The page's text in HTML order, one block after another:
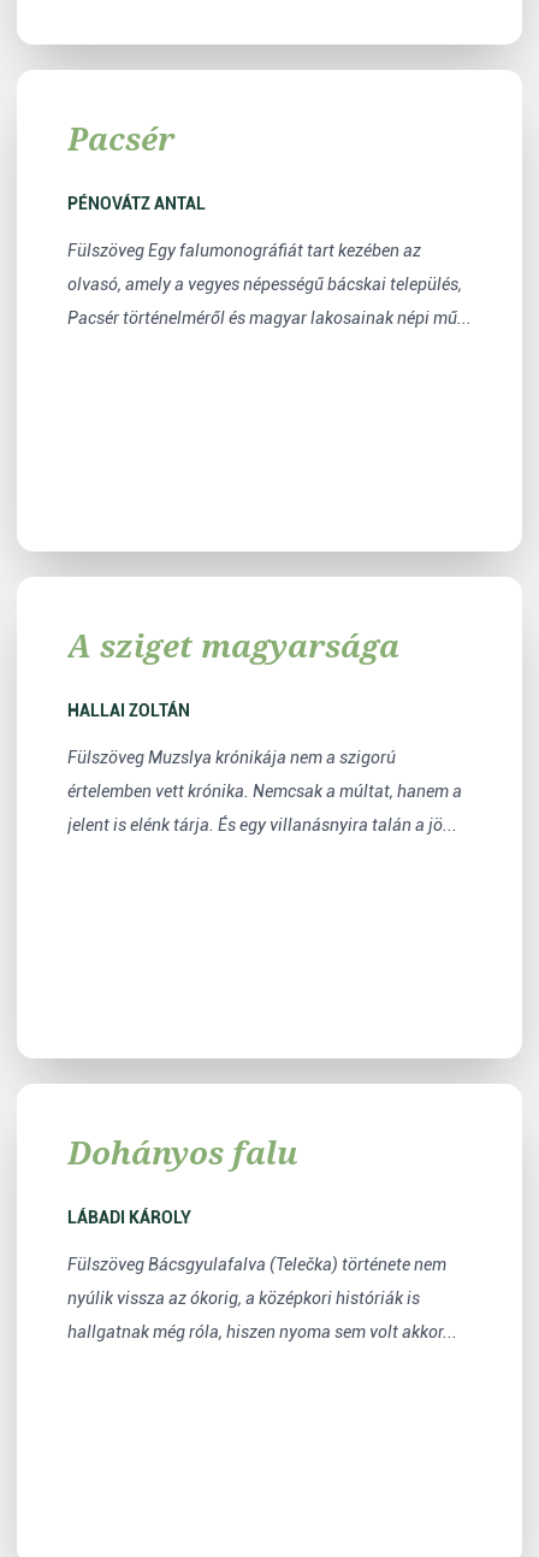
Pacsér
PÉNOVÁTZ ANTAL
Fülszöveg Egy falumonográfiát tart kezében az
olvasó, amely a vegyes népességű bácskai település,
Pacsér történelméről és magyar lakosainak népi mű...
A sziget magyarsága
HALLAI ZOLTÁN
Fülszöveg Muzslya krónikája nem a szigorú
értelemben vett krónika. Nemcsak a múltat, hanem a
jelent is elénk tárja. És egy villanásnyira talán a jö...
Dohányos falu
LÁBADI KÁROLY
Fülszöveg Bácsgyulafalva (Telečka) története nem
nyúlik vissza az ókorig, a középkori históriák is
hallgatnak még róla, hiszen nyoma sem volt akkor...